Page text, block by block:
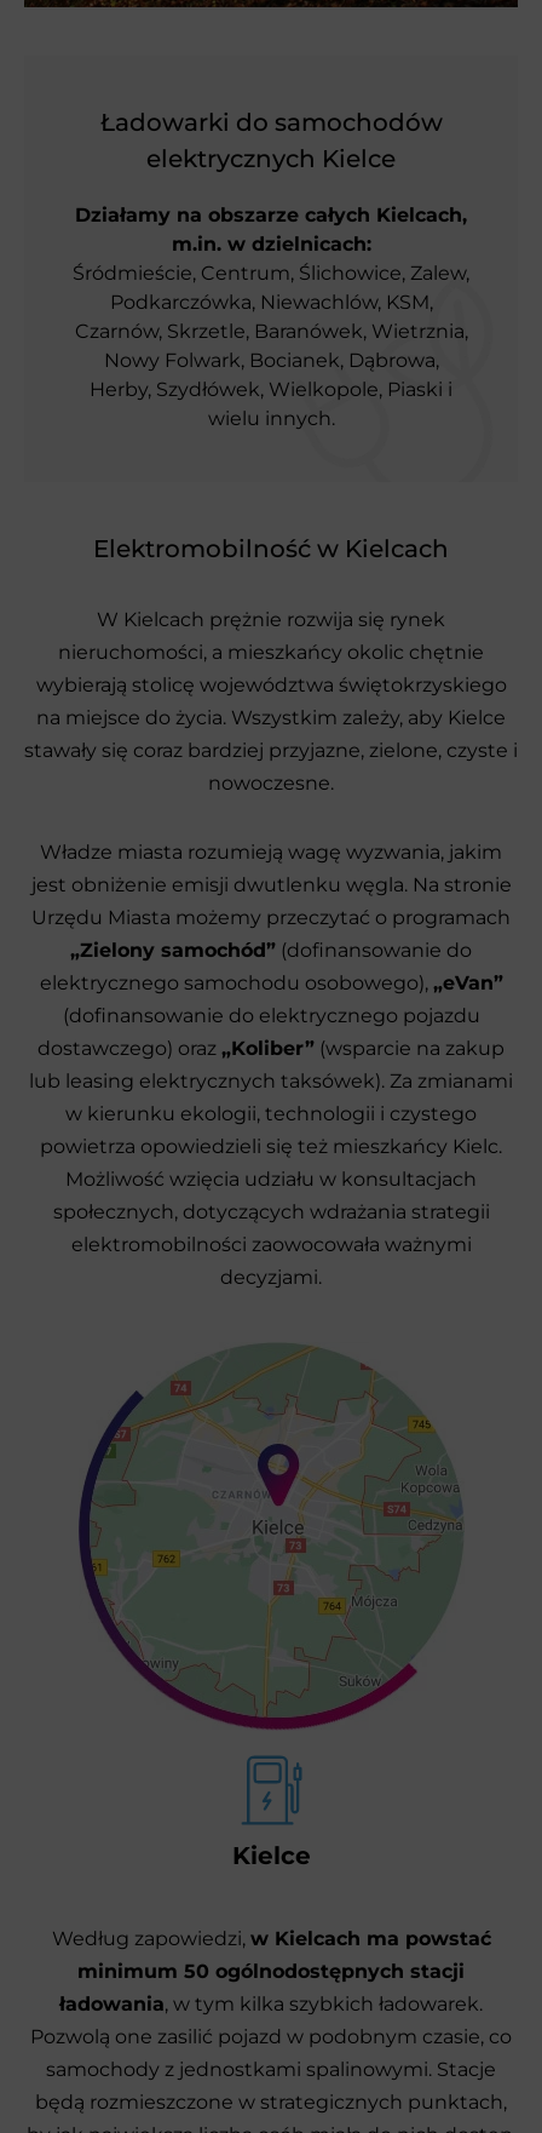
Ładowarki do samochodów
elektrycznych Kielce
Działamy na obszarze całych Kielcach,
m.in. w dzielnicach:
Śródmieście, Centrum, Ślichowice, Zalew,
Podkarczówka, Niewachlów, KSM,
Czarnów, Skrzetle, Baranówek, Wietrznia,
Nowy Folwark, Bocianek, Dąbrowa,
Herby, Szydłówek, Wielkopole, Piaski i
wielu innych.
Kielce
Elektromobilność w Kielcach
W Kielcach prężnie rozwija się rynek
nieruchomości, a mieszkańcy okolic chętnie
wybierają stolicę województwa świętokrzyskiego
na miejsce do życia. Wszystkim zależy, aby Kielce
stawały się coraz bardziej przyjazne, zielone, czyste i
nowoczesne.
Władze miasta rozumieją wagę wyzwania, jakim
jest obniżenie emisji dwutlenku węgla. Na stronie
Urzędu Miasta możemy przeczytać o programach
„Zielony samochód” (dofinansowanie do
elektrycznego samochodu osobowego), „eVan”
(dofinansowanie do elektrycznego pojazdu
dostawczego) oraz „Koliber” (wsparcie na zakup
lub leasing elektrycznych taksówek). Za zmianami
w kierunku ekologii, technologii i czystego
powietrza opowiedzieli się też mieszkańcy Kielc.
Możliwość wzięcia udziału w konsultacjach
społecznych, dotyczących wdrażania strategii
elektromobilności zaowocowała ważnymi
decyzjami.
Według zapowiedzi, w Kielcach ma powstać
minimum 50 ogólnodostępnych stacji
ładowania, w tym kilka szybkich ładowarek.
Pozwolą one zasilić pojazd w podobnym czasie, co
samochody z jednostkami spalinowymi. Stacje
będą rozmieszczone w strategicznych punktach,